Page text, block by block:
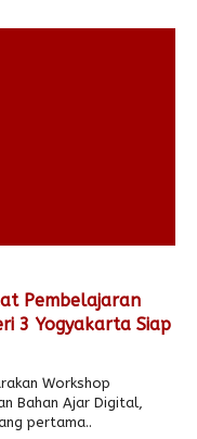
Pembelajaran
3 Yogyakarta Siap
Workshop
Bahan Ajar Digital,
pertama..